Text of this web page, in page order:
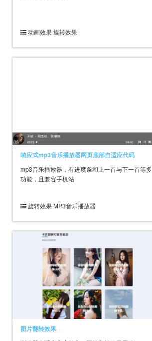
动画效果 旋转效果
响应式mp3音乐播放器网页底部自适应代码
mp3音乐播放器，有进度条和上一首与下一首等多
功能，且兼容手机站
旋转效果 MP3音乐播放器
图片翻转效果